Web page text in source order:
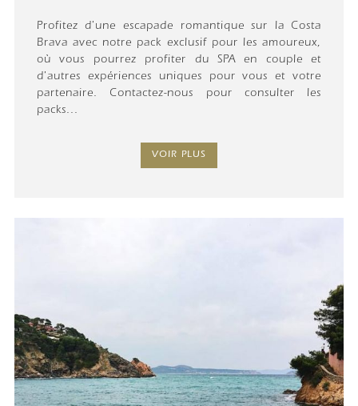
Profitez d'une escapade romantique sur la Costa
Brava avec notre pack exclusif pour les amoureux,
où vous pourrez profiter du SPA en couple et
d'autres expériences uniques pour vous et votre
partenaire. Contactez-nous pour consulter les
packs...
VOIR PLUS